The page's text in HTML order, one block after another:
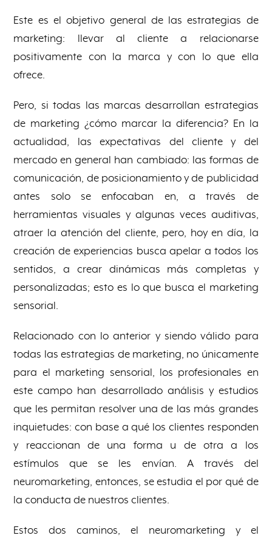
Este es el objetivo general de las estrategias de
marketing: llevar al cliente a relacionarse
positivamente con la marca y con lo que ella
ofrece.
Pero, si todas las marcas desarrollan estrategias
de marketing ¿cómo marcar la diferencia? En la
actualidad, las expectativas del cliente y del
mercado en general han cambiado: las formas de
comunicación, de posicionamiento y de publicidad
antes solo se enfocaban en, a través de
herramientas visuales y algunas veces auditivas,
atraer la atención del cliente, pero, hoy en día, la
creación de experiencias busca apelar a todos los
sentidos, a crear dinámicas más completas y
personalizadas; esto es lo que busca el marketing
sensorial.
Relacionado con lo anterior y siendo válido para
todas las estrategias de marketing, no únicamente
para el marketing sensorial, los profesionales en
este campo han desarrollado análisis y estudios
que les permitan resolver una de las más grandes
inquietudes: con base a qué los clientes responden
y reaccionan de una forma u de otra a los
estímulos que se les envían. A través del
neuromarketing, entonces, se estudia el por qué de
la conducta de nuestros clientes.
Estos dos caminos, el neuromarketing y el